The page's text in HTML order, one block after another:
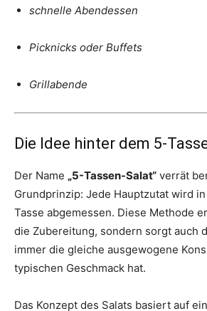
schnelle Abendessen
Picknicks oder Buffets
Grillabende
Die Idee hinter dem 5-
Der Name „5-Tassen-Salat“ verrät
Grundprinzip: Jede Hauptzutat wird
Tasse abgemessen. Diese Methode
die Zubereitung, sondern sorgt auch
immer die gleiche ausgewogene
typischen Geschmack hat.
Das Konzept des Salats basiert auf